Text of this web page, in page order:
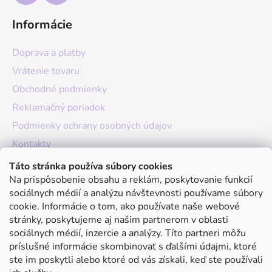
Táto stránka používa súbory cookies
Na prispôsobenie obsahu a reklám, poskytovanie funkcií
sociálnych médií a analýzu návštevnosti používame súbory
cookie. Informácie o tom, ako používate naše webové
stránky, poskytujeme aj našim partnerom v oblasti
sociálnych médií, inzercie a analýzy. Títo partneri môžu
príslušné informácie skombinovať s ďalšími údajmi, ktoré
ste im poskytli alebo ktoré od vás získali, keď ste používali
Informácie
Doprava a platby
Vrátenie tovaru
Obchodné podmienky
Reklamačný poriadok
Podmienky ochrany osobných údajov
Kontakty
O nás
Hodnotenie obchodu
Moja objednávka
Instagram